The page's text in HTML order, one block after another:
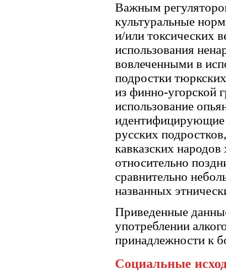
Важным
культуральные
и/или токсических
использования
вовлеченными в
подростки
из финно-угорской
использование
идентифицирующие
русских
кавказских
относительно
сравнительно
названных
Приведенные
употреблении
принадлежности к
Социальные